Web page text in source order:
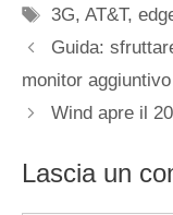
Tag
3G,AT&T,
Guida:
monitor
Wind apre il
Lascia un